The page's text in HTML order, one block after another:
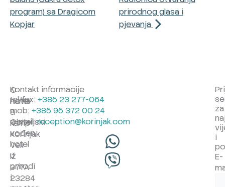
program) sa Dragicom
Kopjar
prirodnog glasa i
pjevanja
Hotel
&
kamp
Korinjak
Veli
Iž
377A
23284
O
nama
Obiteljski
vođen,
hotel
u
prirodi
i
Kontakt informacije
tel/fax: +385 23 277-064
mob: +385 95 372 00 24
e-mail:reception@korinjak.com
se
za
i
E-